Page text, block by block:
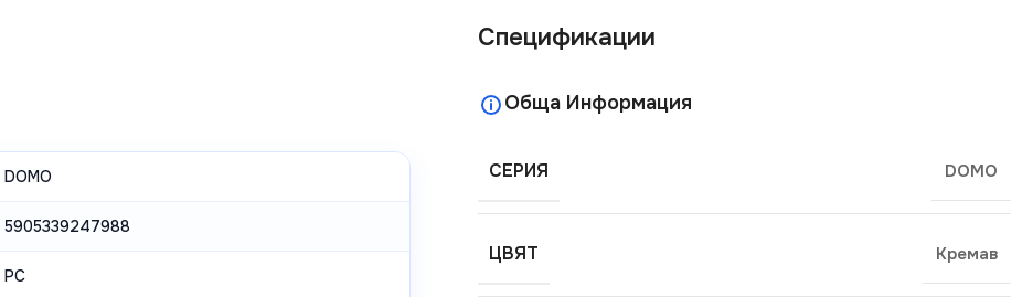
DOMO
5905339247988
PC
Спецификации
Обща Информация
СЕРИЯ DOMO
ЦВЯТ Кремав